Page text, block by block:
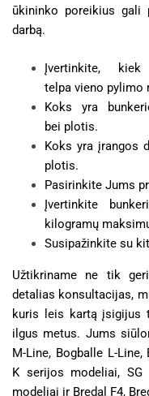
ūkininko poreikius gali
darbą.
Įvertinkite,
telpa vieno pylimo
Koks yra
bei plotis.
Koks yra įrangos
plotis.
Pasirinkite Jums
Įvertinkite
kilogramų
Susipažinkite su
Užtikriname ne tik
detalias konsultacijas,
kuris leis kartą įsigijus
ilgus metus. Jums
M-Line, Bogballe L-
K serijos modeliai,
modeliai ir Bredal F4,